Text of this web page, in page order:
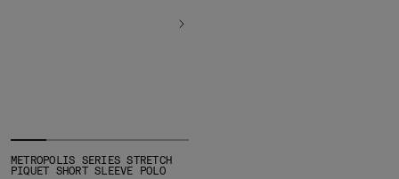
METROPOLIS SERIES STRETCH
PIQUET SHORT SLEEVE POLO